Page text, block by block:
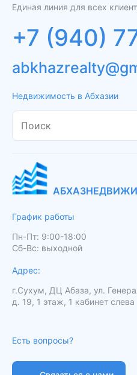
Единая линия для всех
+7 (940)
Недвижимость в Абхазии
График работы
Пн-Пт: 9:00-18:00
Сб-Вс: выходной
Адрес:
г.Сухум, ДЦ Абаза, ул.
д. 19, 1 этаж, 1 кабинет слева
Есть вопросы?